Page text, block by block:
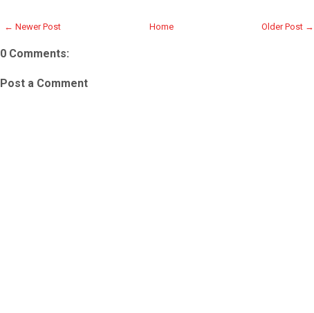
← Newer Post Older Post →
Home
0 Comments:
Post a Comment